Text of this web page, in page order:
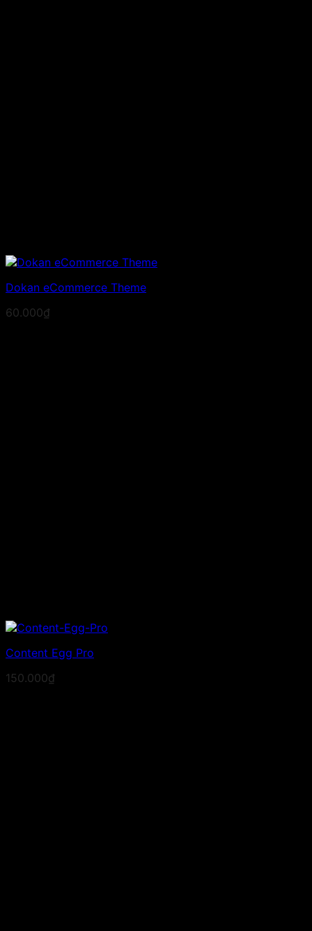
Dokan eCommerce Theme
60.000₫
Content Egg Pro
150.000₫